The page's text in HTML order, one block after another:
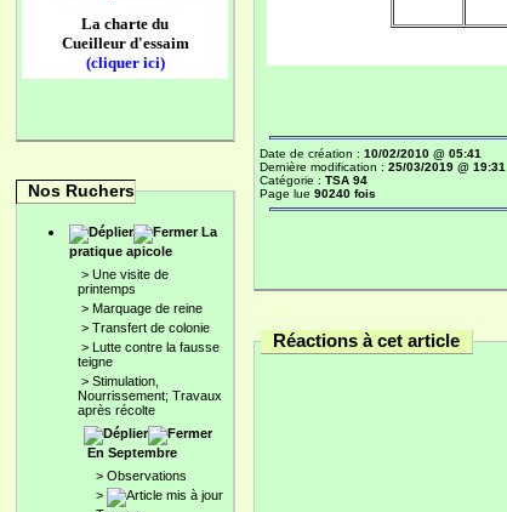
La charte du
Cueilleur d'essaim
(cliquer ici)
Nos Ruchers
La
pratique apicole
> Une visite de
printemps
> Marquage de reine
> Transfert de colonie
> Lutte contre la fausse
teigne
> Stimulation,
Nourrissement; Travaux
après récolte
En Septembre
> Observations
>
Date de création : 10/02/2010 @ 05:41
Dernière modification : 25/03/2019 @ 19:31
Catégorie : TSA 94
Page lue 90240 fois
Réactions à cet article